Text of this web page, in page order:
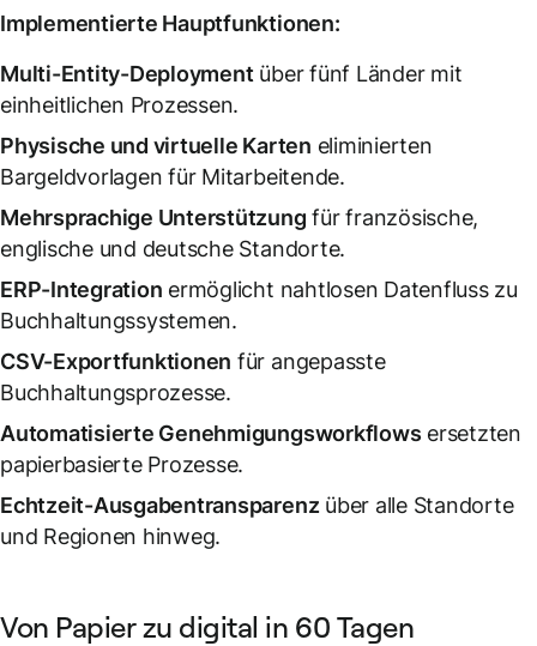
Implementierte Hauptfunktionen:
Multi-Entity-Deployment über fünf Länder mit
einheitlichen Prozessen.
Physische und virtuelle Karten eliminierten
Bargeldvorlagen für Mitarbeitende.
Mehrsprachige Unterstützung für französische,
englische und deutsche Standorte.
ERP-Integration ermöglicht nahtlosen Datenfluss zu
Buchhaltungssystemen.
CSV-Exportfunktionen für angepasste
Buchhaltungsprozesse.
Automatisierte Genehmigungsworkflows ersetzten
papierbasierte Prozesse.
Echtzeit-Ausgabentransparenzüber alle Standorte
und Regionen hinweg.
Von Papier zu digital in 60 Tagen